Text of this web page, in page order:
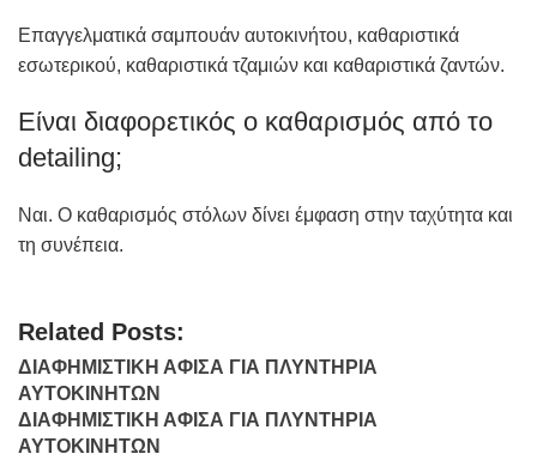
Επαγγελματικά σαμπουάν αυτοκινήτου, καθαριστικά
εσωτερικού, καθαριστικά τζαμιών και καθαριστικά ζαντών.
Είναι διαφορετικός ο καθαρισμός από το
detailing;
Ναι. Ο καθαρισμός στόλων δίνει έμφαση στην ταχύτητα και
τη συνέπεια.
Related Posts:
ΔΙΑΦΗΜΙΣΤΙΚΗ ΑΦΙΣΑ ΓΙΑ ΠΛΥΝΤΗΡΙΑ
ΑΥΤΟΚΙΝΗΤΩΝ
ΔΙΑΦΗΜΙΣΤΙΚΗ ΑΦΙΣΑ ΓΙΑ ΠΛΥΝΤΗΡΙΑ
ΑΥΤΟΚΙΝΗΤΩΝ